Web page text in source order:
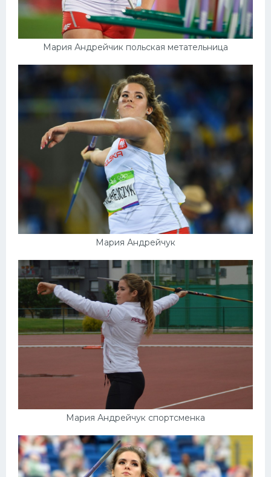
Мария Андрейчик польская метательница
Мария Андрейчук
Мария Андрейчук спортсменка